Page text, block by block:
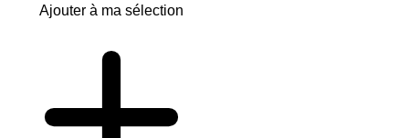
Ajouter à ma sélection